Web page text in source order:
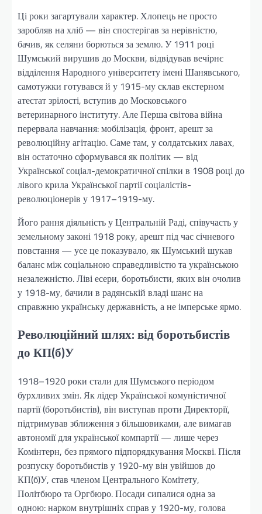
Ці роки загартували характер. Хлопець не просто
заробляв на хліб — він спостерігав за нерівністю,
бачив, як селяни борються за землю. У 1911 році
Шумський вирушив до Москви, відвідував вечірнє
відділення Народного університету імені Шанявського,
самотужки готувався й у 1915-му склав екстерном
атестат зрілості, вступив до Московського
ветеринарного інституту. Але Перша світова війна
перервала навчання: мобілізація, фронт, арешт за
революційну агітацію. Саме там, у солдатських лавах,
він остаточно сформувався як політик — від
Української соціал-демократичної спілки в 1908 році до
лівого крила Української партії соціалістів-
революціонерів у 1917–1919-му.
Його рання діяльність у Центральній Раді, співучасть у
земельному законі 1918 року, арешт під час січневого
повстання — усе це показувало, як Шумський шукав
баланс між соціальною справедливістю та українською
незалежністю. Ліві есери, боротьбисти, яких він очолив
у 1918-му, бачили в радянській владі шанс на
справжню українську державність, а не імперське ярмо.
Революційний шлях: від боротьбистів
до КП(б)У
1918–1920 роки стали для Шумського періодом
бурхливих змін. Як лідер Української комуністичної
партії (боротьбистів), він виступав проти Директорії,
підтримував зближення з більшовиками, але вимагав
автономії для української компартії — лише через
Комінтерн, без прямого підпорядкування Москві. Після
розпуску боротьбистів у 1920-му він увійшов до
КП(б)У, став членом Центрального Комітету,
Політбюро та Оргбюро. Посади сипалися одна за
одною: нарком внутрішніх справ у 1920-му, голова